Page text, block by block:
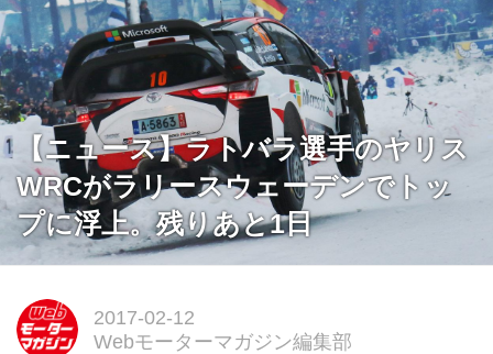
【ニュース】ラトバラ選手のヤリス
WRCがラリースウェーデンでトッ
プに浮上。残りあと1日
2017-02-12
Webモーターマガジン編集部